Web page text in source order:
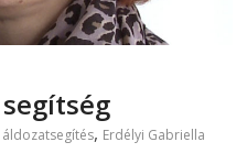
áldozatsegítés, Erdélyi Gabriella